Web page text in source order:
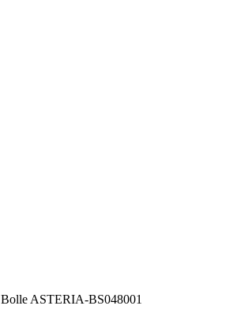
Bolle ASTERIA-BS048001